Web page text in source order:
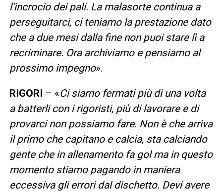
l’incrocio dei pali. La malasorte continua a
perseguitarci, ci teniamo la prestazione dato
che a due mesi dalla fine non puoi stare lì a
recriminare. Ora archiviamo e pensiamo al
prossimo impegno».
RIGORI – «Ci siamo fermati più di una volta
a batterli con i rigoristi, più di lavorare e di
provarci non possiamo fare. Non è che arriva
il primo che capitano e calcia, sta calciando
gente che in allenamento fa gol ma in questo
momento stiamo pagando in maniera
eccessiva gli errori dal dischetto. Devi avere